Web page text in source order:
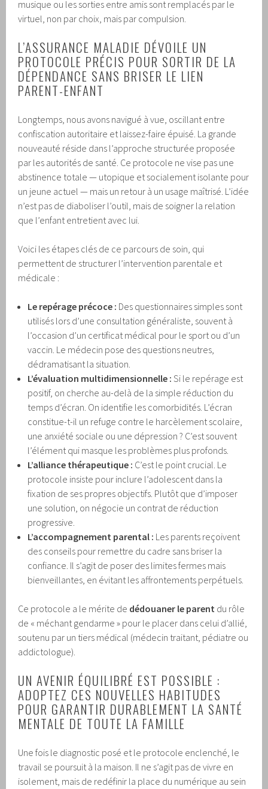
musique ou les sorties entre amis sont remplacés par le
virtuel, non par choix, mais par compulsion.
L’ASSURANCE MALADIE DÉVOILE UN
PROTOCOLE PRÉCIS POUR SORTIR DE LA
DÉPENDANCE SANS BRISER LE LIEN
PARENT-ENFANT
Longtemps, nous avons navigué à vue, oscillant entre
confiscation autoritaire et laissez-faire épuisé. La grande
nouveauté réside dans l’approche structurée proposée
par les autorités de santé. Ce protocole ne vise pas une
abstinence totale — utopique et socialement isolante pour
un jeune actuel — mais un retour à un usage maîtrisé. L’idée
n’est pas de diaboliser l’outil, mais de soigner la relation
que l’enfant entretient avec lui.
Voici les étapes clés de ce parcours de soin, qui
permettent de structurer l’intervention parentale et
médicale :
Le repérage précoce : Des questionnaires simples sont
utilisés lors d’une consultation généraliste, souvent à
l’occasion d’un certificat médical pour le sport ou d’un
vaccin. Le médecin pose des questions neutres,
dédramatisant la situation.
L’évaluation multidimensionnelle : Si le repérage est
positif, on cherche au-delà de la simple réduction du
temps d’écran. On identifie les comorbidités. L’écran
constitue-t-il un refuge contre le harcèlement scolaire,
une anxiété sociale ou une dépression ? C’est souvent
l’élément qui masque les problèmes plus profonds.
L’alliance thérapeutique : C’est le point crucial. Le
protocole insiste pour inclure l’adolescent dans la
fixation de ses propres objectifs. Plutôt que d’imposer
une solution, on négocie un contrat de réduction
progressive.
L’accompagnement parental : Les parents reçoivent
des conseils pour remettre du cadre sans briser la
confiance. Il s’agit de poser des limites fermes mais
bienveillantes, en évitant les affrontements perpétuels.
Ce protocole a le mérite de dédouaner le parent du rôle
de « méchant gendarme » pour le placer dans celui d’allié,
soutenu par un tiers médical (médecin traitant, pédiatre ou
addictologue).
UN AVENIR ÉQUILIBRÉ EST POSSIBLE :
ADOPTEZ CES NOUVELLES HABITUDES
POUR GARANTIR DURABLEMENT LA SANTÉ
MENTALE DE TOUTE LA FAMILLE
Une fois le diagnostic posé et le protocole enclenché, le
travail se poursuit à la maison. Il ne s’agit pas de vivre en
isolement, mais de redéfinir la place du numérique au sein